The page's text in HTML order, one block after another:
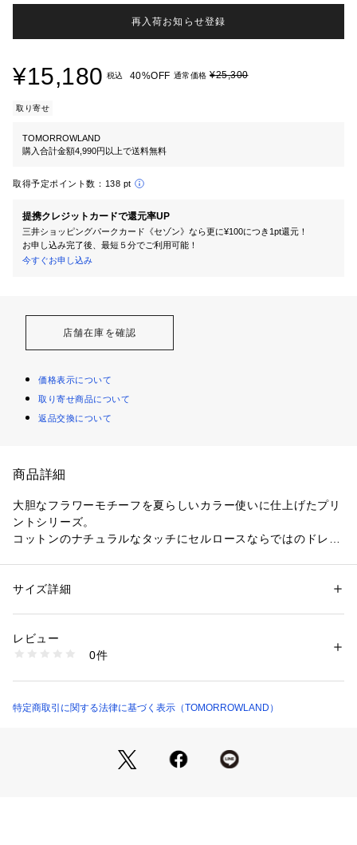
再入荷お知らせ登録
¥15,180 税込 40%OFF 通常価格 ¥25,300
取り寄せ
TOMORROWLAND
購入合計金額4,990円以上で送料無料
取得予定ポイント数： 138 pt
提携クレジットカードで還元率UP
三井ショッピングパークカード《セゾン》なら更に¥100につき1pt還元！
お申し込み完了後、最短５分でご利用可能！
今すぐお申し込み
店舗在庫を確認
価格表示について
取り寄せ商品について
返品交換について
商品詳細
大胆なフラワーモチーフを夏らしいカラー使いに仕上げたプリ
ントシリーズ。
コットンのナチュラルなタッチにセルロースならではのドレー
ドシルエットで分量感がありつつも、高めのウエスト位置でき
バックウエストのみゴムギャザーの仕様で、タックインスタイ
ルも美しく着こなしていただけます。
性別：レディース
素材：表地：コットン55％　再生繊維(セルロース)45％　裏地：ポリエス
生産国：日本
洗濯：手洗い、漂白不可、タンブル乾燥不可、自然乾燥、アイロン仕上げ
※詳しい洗濯方法については、商品の品質表示タグをご覧ください
11044104731 （ショップ）
サイズ詳細
レビュー
0件
特定商取引に関する法律に基づく表示（TOMORROWLAND）